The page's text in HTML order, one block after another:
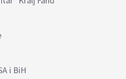
i BiH